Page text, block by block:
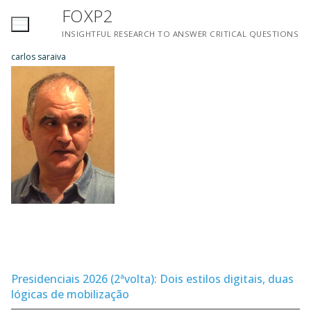
FOXP2
INSIGHTFUL RESEARCH TO ANSWER CRITICAL QUESTIONS
carlos saraiva
Presidenciais 2026 (2ªvolta): Dois estilos digitais, duas
lógicas de mobilização